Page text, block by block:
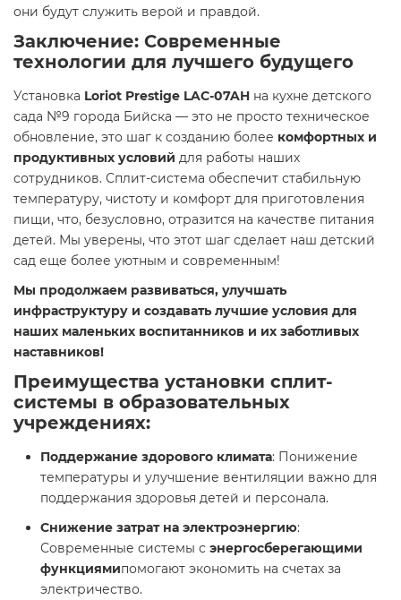
они будут служить верой и правдой.
Заключение: Современные
технологии для лучшего будущего
Установка Loriot Prestige LAC-07AH на кухне детского
сада №9 города Бийска — это не просто техническое
обновление, это шаг к созданию более комфортных и
продуктивных условий для работы наших
сотрудников. Сплит-система обеспечит стабильную
температуру, чистоту и комфорт для приготовления
пищи, что, безусловно, отразится на качестве питания
детей. Мы уверены, что этот шаг сделает наш детский
сад еще более уютным и современным!
Мы продолжаем развиваться, улучшать
инфраструктуру и создавать лучшие условия для
наших маленьких воспитанников и их заботливых
наставников!
Преимущества установки сплит-
системы в образовательных
учреждениях:
Поддержание здорового климата: Понижение
температуры и улучшение вентиляции важно для
поддержания здоровья детей и персонала.
Снижение затрат на электроэнергию:
Современные системы с энергосберегающими
функциямипомогают экономить на счетах за
электричество.